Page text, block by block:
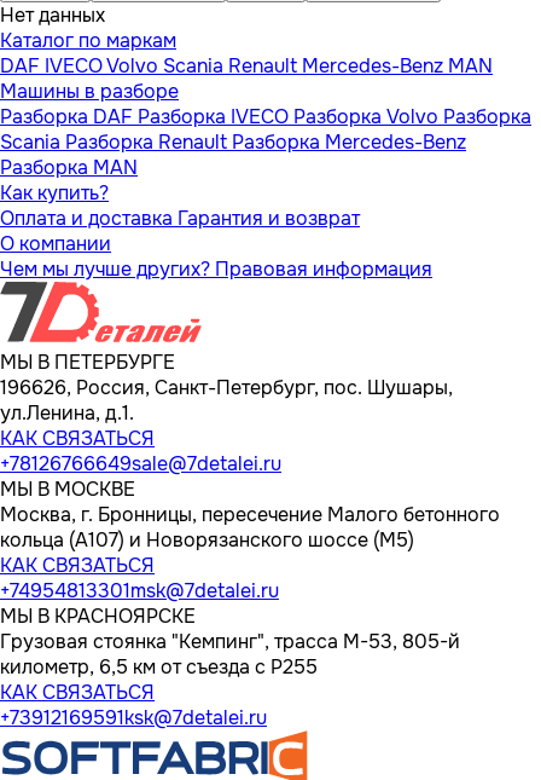
Нет данных
Каталог по маркам
DAF IVECOVolvo Scania Renault Mercedes-Benz MAN
Машины в разборе
Разборка DAF Разборка IVECO Разборка Volvo Разборка
Scania Разборка Renault Разборка Mercedes-Benz
Разборка MAN
Как купить?
Оплата и доставка Гарантия и возврат
О компании
Чем мы лучше других? Правовая информация
МЫ В ПЕТЕРБУРГЕ
196626, Россия, Санкт-Петербург, пос. Шушары,
ул.Ленина, д.1.
КАК СВЯЗАТЬСЯ
+78126766649sale@7detalei.ru
МЫ В МОСКВЕ
Москва, г. Бронницы, пересечение Малого бетонного
кольца (А107) и Новорязанского шоссе (М5)
КАК СВЯЗАТЬСЯ
+74954813301msk@7detalei.ru
МЫ В КРАСНОЯРСКЕ
Грузовая стоянка "Кемпинг", трасса M-53, 805-й
километр, 6,5 км от съезда с Р255
КАК СВЯЗАТЬСЯ
+73912169591ksk@7detalei.ru